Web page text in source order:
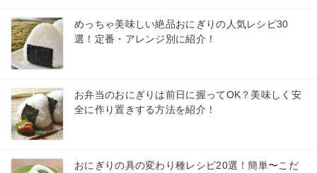
めっちゃ美味しい絶品おにぎりの人気レシピ30
選！定番・アレンジ別に紹介！
お弁当のおにぎりは前日に握ってOK？美味しく安
全に作り置きする方法を紹介！
おにぎりの具の変わり種レシピ20選！簡単〜こだ